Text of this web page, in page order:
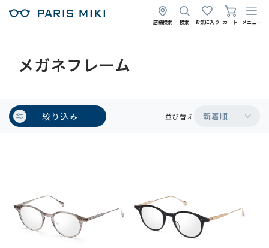
店舗検索 検索 お気に入り カート メニュー
メガネフレーム
絞り込み 並び替え 新着順